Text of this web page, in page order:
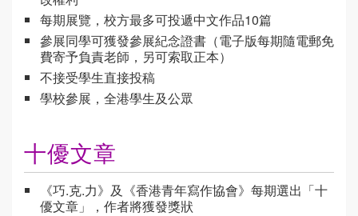
每期展覽，校方最多可投遞中文作品10篇
參展同學可獲發參展紀念證書（電子版每期隨電郵免
費寄予負責老師，另可索取正本）
不接受學生直接投稿
學校參展，全港學生及公眾
十優文章
《巧.克.力》及《香港青年寫作協會》每期選出「十
優文章」，作者將獲發獎狀